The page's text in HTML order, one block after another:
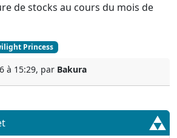
de stocks au cours du mois de
Princess
à 15:29, par Bakura